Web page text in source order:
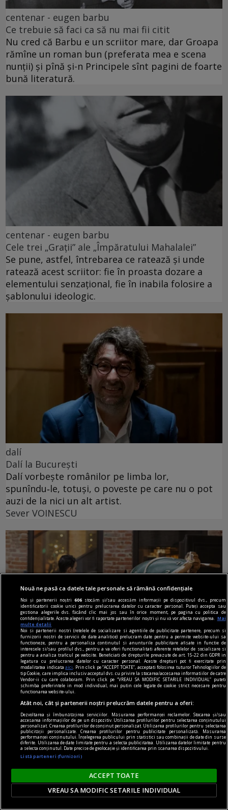
centenar - eugen barbu
Ce trebuie să faci ca să nu mai fii citit
Nu cred că Barbu e un scriitor mare, dar Groapa
rămîne un roman bun (preferata mea e scena
nunții) și pînă și-n Principele sînt pagini de foarte
bună literatură.
centenar - eugen barbu
Cele trei „Grații” ale „Împăratului Mahalalei”
Se pune, astfel, întrebarea ce ratează și unde
ratează acest scriitor: fie în proasta dozare a
elementului senzațional, fie în inabila folosire a
șablonului ideologic.
dalí
Dalí la București
Dalí vorbește românilor pe limba lor,
spunîndu‑le, totuși, o poveste pe care nu o pot
auzi de la nici un alt artist.
Sever VOINESCU
dalí
„Bucureștiul reflectă perfect genul de om care a
fost Dalí“ interviu cu Jasmine MERLI, curatorul
expoziției „Universului lui Salvador Dalí“ deschisă
la ARCUB
Însă, mai presus de orice, noi sperăm că vizita o
să le facă pur și simplu plăcere.
Sever VOINESCU
Nouă ne pasă ca datele tale personale să rămână confidențiale
Noi și partenerii noștri606 stocăm și/sau accesăm informații pe dispozitivul dvs., precum
identificatorii cookie unici pentru prelucrarea datelor cu caracter personal. Puteți accepta sau
gestiona alegerile dvs. făcând clic mai jos sau în orice moment, pe pagina cu politica de
confidențialitate. Aceste alegeri vor fi raportate partenerilor noștri și nu vă vor afecta navigarea.
Mai
multe detalii
Noi si partenerii nostri (retelele de socializare si agentiile de publicitate partenere, precum si
furnizorii nostri de servicii de date analitice) prelucram date pentru a permite website-ului sa
functioneze, pentru a personaliza continutul si anunturile publicitare afisate in functie de
interesele si/sau profilul dvs., pentru a va oferi functionalitati aferente retelelor de socializare si
pentru a analiza traficul pe website. Beneficiati de drepturile prevazute de art. 15-22 din GDPR in
legatura cu prelucrarea datelor cu caracter personal. Aceste drepturi pot fi exercitate prin
modalitatea indicataaici
. Prin click pe “ACCEPT TOATE”, acceptati folosirea tuturor Tehnologiilor de
tip Cookie, care implica inclusiv acceptul dvs. cu privire la stocarea/accesarea informatiilor de catre
Vendor-ii cu care colaboram. Prin click pe “VREAU SA MODIFIC SETARILE INDIVIDUAL” puteti
schimba preferintele in mod individual, mai putin cele legate de cookie strict necesare pentru
functionarea website-ului.
Atât noi, cât și partenerii noștri prelucrăm datele pentru a oferi:
Dezvoltarea și îmbunătățirea serviciilor. Măsurarea performanței reclamelor. Stocarea și/sau
accesarea informațiilor de pe un dispozitiv. Utilizarea profilurilor pentru selectarea conținutului
personalizat. Crearea profilurilor de conținut personalizat. Utilizarea profilurilor pentru selectarea
publicității personalizate. Crearea profilurilor pentru publicitate personalizată. Măsurarea
performanței conținutului. Înțelegerea publicului prin statistici sau combinații de date din surse
diferite. Utilizarea de date limitate pentru a selecta publicitatea. Utilizarea datelor limitate pentru
a selecta conținutul. Date precise de geolocație și identificarea prin scanarea dispozitivului.
Listă parteneri (furnizori)
ACCEPT TOATE
VREAU SA MODIFIC SETARILE INDIVIDUAL